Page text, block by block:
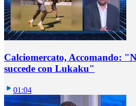
Calciomercato, Accomando:
succede con Lukaku"
01:04